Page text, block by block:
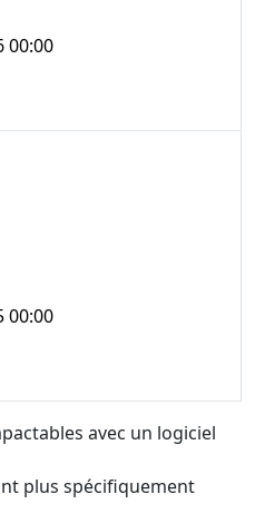
00:00
00:00
avec un logiciel
plus spécifiquement